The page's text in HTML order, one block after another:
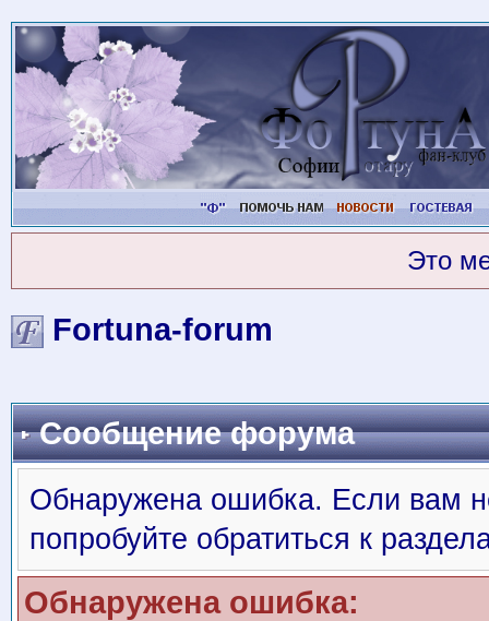
Это
Fortuna-forum
Сообщение форума
Обнаружена ошибка. Если вам
попробуйте обратиться к
Обнаружена ошибка: